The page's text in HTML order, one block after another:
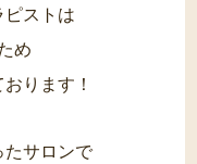
ストは
め
ります！
サロンで